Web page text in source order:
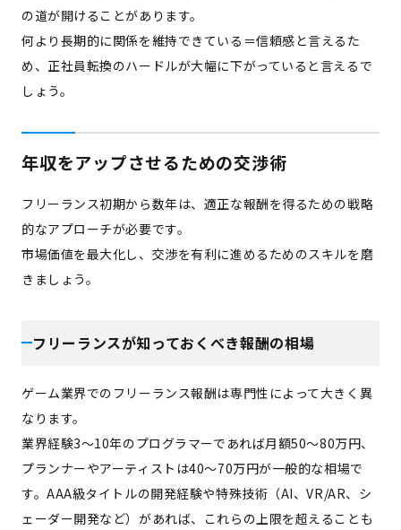
の道が開けることがあります。
何より長期的に関係を維持できている＝信頼感と言えるた
め、正社員転換のハードルが大幅に下がっていると言えるで
しょう。
年収をアップさせるための交渉術
フリーランス初期から数年は、適正な報酬を得るための戦略
的なアプローチが必要です。
市場価値を最大化し、交渉を有利に進めるためのスキルを磨
きましょう。
フリーランスが知っておくべき報酬の相場
ゲーム業界でのフリーランス報酬は専門性によって大きく異
なります。
業界経験3～10年のプログラマーであれば月額50～80万円、
プランナーやアーティストは40～70万円が一般的な相場で
す。AAA級タイトルの開発経験や特殊技術（AI、VR/AR、シ
ェーダー開発など）があれば、これらの上限を超えることも